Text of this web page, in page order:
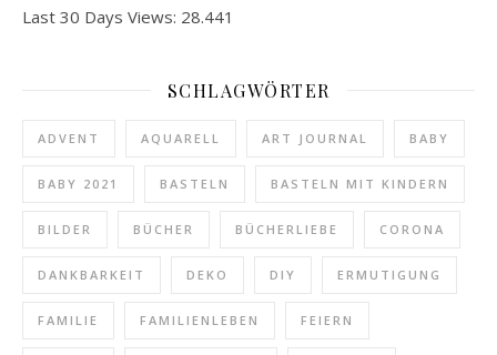
Last 30 Days Views: 28.441
SCHLAGWÖRTER
ADVENT AQUARELL ART JOURNAL BABY
BABY 2021 BASTELN BASTELN MIT KINDERN
BILDER BÜCHER BÜCHERLIEBE CORONA
DANKBARKEIT DEKO DIY ERMUTIGUNG
FAMILIE FAMILIENLEBEN FEIERN